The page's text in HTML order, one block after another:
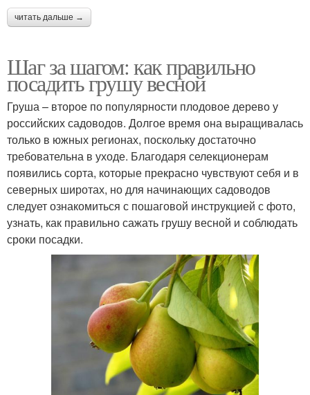
читать дальше →
Шаг за шагом: как правильно
посадить грушу весной
Груша – второе по популярности плодовое дерево у
российских садоводов. Долгое время она выращивалась
только в южных регионах, поскольку достаточно
требовательна в уходе. Благодаря селекционерам
появились сорта, которые прекрасно чувствуют себя и в
северных широтах, но для начинающих садоводов
следует ознакомиться с пошаговой инструкцией с фото,
узнать, как правильно сажать грушу весной и соблюдать
сроки посадки.